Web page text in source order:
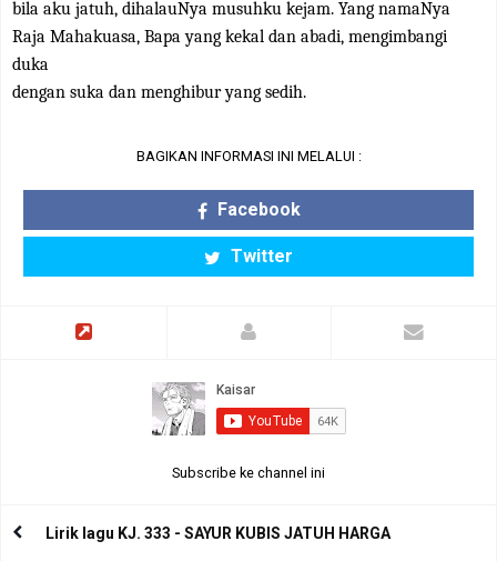
bila aku jatuh, dihalauNya musuhku kejam. Yang namaNya
Raja Mahakuasa, Bapa yang kekal dan abadi, mengimbangi
duka
dengan suka dan menghibur yang sedih.
BAGIKAN INFORMASI INI MELALUI :
Facebook
Twitter
Subscribe ke channel ini
Lirik lagu KJ. 333 - SAYUR KUBIS JATUH HARGA